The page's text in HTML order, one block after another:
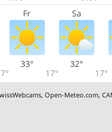
Fr Sa
33°
17°
32°
17°
,Open-Meteo.com,